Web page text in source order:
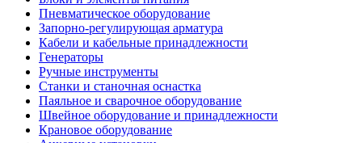
Пневматическое оборудование
Запорно-регулирующая арматура
Кабели и кабельные принадлежности
Генераторы
Ручные инструменты
Станки и станочная оснастка
Паяльное и сварочное оборудование
Швейное оборудование и принадлежности
Крановое оборудование